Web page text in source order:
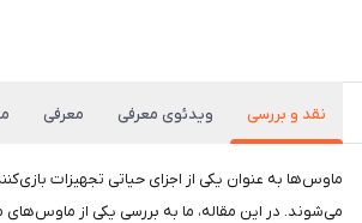
نقد و بررسی ویدئوی معرفی معرفی
ماوس‌ها به عنوان یکی از اجزای حیاتی تجهیزات
می‌شوند. در این مقاله، ما به بررسی یکی از ماوس‌های